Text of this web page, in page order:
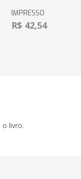
IMPRESSO
R$ 42,54
o livro.